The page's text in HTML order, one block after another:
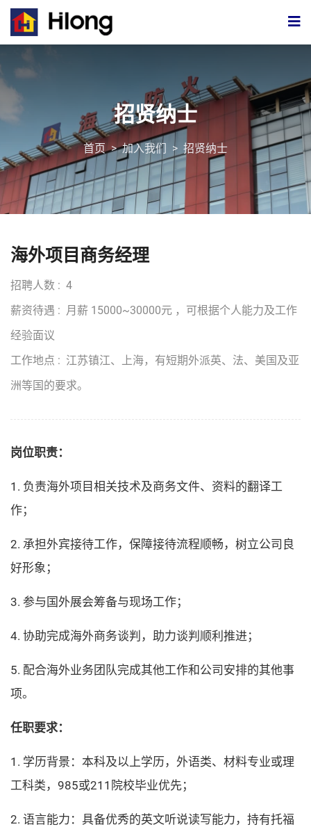
招贤纳士
首页>加入我们 > 招贤纳士
海外项目商务经理
招聘人数 : 4
薪资待遇 : 月薪 15000~30000元 ，可根据个人能力及工作
经验面议
工作地点 : 江苏镇江、上海，有短期外派英、法、美国及亚
洲等国的要求。
岗位职责：
1. 负责海外项目相关技术及商务文件、资料的翻译工
作；
2. 承担外宾接待工作，保障接待流程顺畅，树立公司良
好形象；
3. 参与国外展会筹备与现场工作；
4. 协助完成海外商务谈判，助力谈判顺利推进；
5. 配合海外业务团队完成其他工作和公司安排的其他事
项。
任职要求：
1. 学历背景：本科及以上学历，外语类、材料专业或理
工科类，985或211院校毕业优先；
2. 语言能力：具备优秀的英文听说读写能力，持有托福